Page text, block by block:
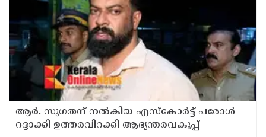
ആര്‍. സുഗതന് നല്‍കിയ എസ്‌കോര്‍ട്ട് പരോള്‍
റദ്ദാക്കി ഉത്തരവിറക്കി ആഭ്യന്തരവകുപ്പ്